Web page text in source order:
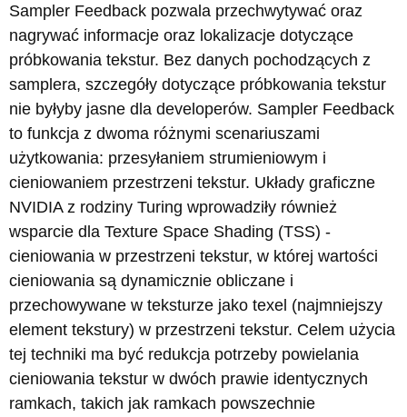
Sampler Feedback pozwala przechwytywać oraz
nagrywać informacje oraz lokalizacje dotyczące
próbkowania tekstur. Bez danych pochodzących z
samplera, szczegóły dotyczące próbkowania tekstur
nie byłyby jasne dla developerów. Sampler Feedback
to funkcja z dwoma różnymi scenariuszami
użytkowania: przesyłaniem strumieniowym i
cieniowaniem przestrzeni tekstur. Układy graficzne
NVIDIA z rodziny Turing wprowadziły również
wsparcie dla Texture Space Shading (TSS) -
cieniowania w przestrzeni tekstur, w której wartości
cieniowania są dynamicznie obliczane i
przechowywane w teksturze jako texel (najmniejszy
element tekstury) w przestrzeni tekstur. Celem użycia
tej techniki ma być redukcja potrzeby powielania
cieniowania tekstur w dwóch prawie identycznych
ramkach, takich jak ramkach powszechnie